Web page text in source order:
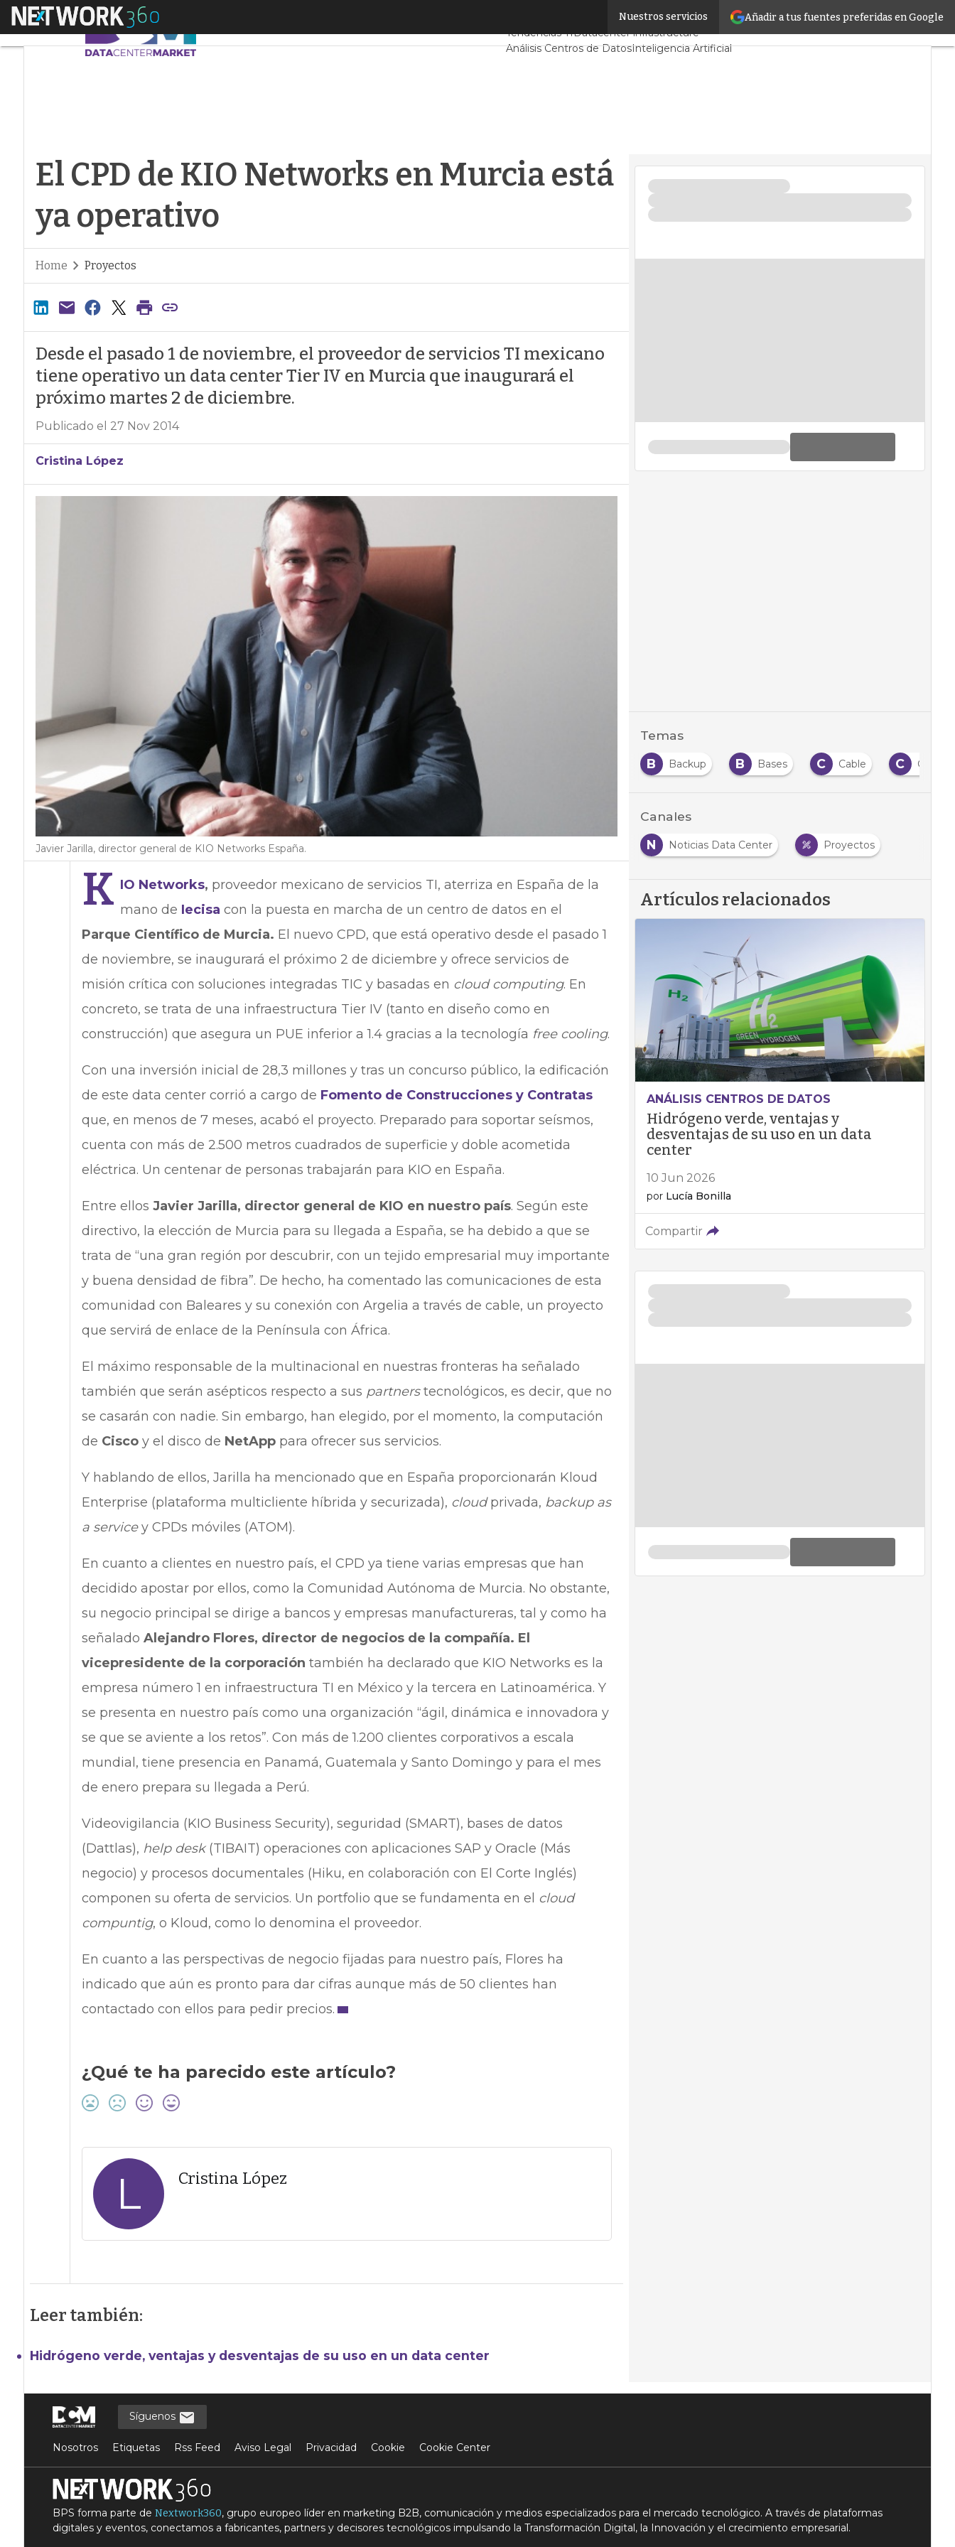
Añadir a tus fuentes preferidas en Google
Nuestros servicios
Menú Servidores CPD y MercadoProyectosSostenibilidad
Tendencias TIDatacenter infrastructure
Análisis Centros de DatosInteligencia Artificial
El CPD de KIO Networks en Murcia está
ya operativo
Home Proyectos
Desde el pasado 1 de noviembre, el proveedor de servicios TI mexicano
tiene operativo un data center Tier IV en Murcia que inaugurará el
próximo martes 2 de diciembre.
Publicado el 27 Nov 2014
Cristina López
Javier Jarilla, director general de KIO Networks España.
K IO Networks, proveedor mexicano de servicios TI, aterriza en España de la
mano de Iecisa con la puesta en marcha de un centro de datos en el
Parque Científico de Murcia. El nuevo CPD, que está operativo desde el pasado 1
de noviembre, se inaugurará el próximo 2 de diciembre y ofrece servicios de
misión crítica con soluciones integradas TIC y basadas en cloud computing. En
concreto, se trata de una infraestructura Tier IV (tanto en diseño como en
construcción) que asegura un PUE inferior a 1.4 gracias a la tecnología free cooling.
Con una inversión inicial de 28,3 millones y tras un concurso público, la edificación
de este data center corrió a cargo de Fomento de Construcciones y Contratas
que, en menos de 7 meses, acabó el proyecto. Preparado para soportar seísmos,
cuenta con más de 2.500 metros cuadrados de superficie y doble acometida
eléctrica. Un centenar de personas trabajarán para KIO en España.
Entre ellos Javier Jarilla, director general de KIO en nuestro país. Según este
directivo, la elección de Murcia para su llegada a España, se ha debido a que se
trata de “una gran región por descubrir, con un tejido empresarial muy importante
y buena densidad de fibra”. De hecho, ha comentado las comunicaciones de esta
comunidad con Baleares y su conexión con Argelia a través de cable, un proyecto
que servirá de enlace de la Península con África.
El máximo responsable de la multinacional en nuestras fronteras ha señalado
también que serán asépticos respecto a sus partnerstecnológicos, es decir, que no
se casarán con nadie. Sin embargo, han elegido, por el momento, la computación
de Ciscoy el disco de NetApppara ofrecer sus servicios.
Y hablando de ellos, Jarilla ha mencionado que en España proporcionarán Kloud
Enterprise (plataforma multicliente híbrida y securizada), cloudprivada, backup as
a servicey CPDs móviles (ATOM).
En cuanto a clientes en nuestro país, el CPD ya tiene varias empresas que han
decidido apostar por ellos, como la Comunidad Autónoma de Murcia. No obstante,
su negocio principal se dirige a bancos y empresas manufactureras, tal y como ha
señalado Alejandro Flores, director de negocios de la compañía. El
vicepresidente de la corporación también ha declarado que KIO Networks es la
empresa número 1 en infraestructura TI en México y la tercera en Latinoamérica. Y
se presenta en nuestro país como una organización “ágil, dinámica e innovadora y
se que se aviente a los retos”. Con más de 1.200 clientes corporativos a escala
mundial, tiene presencia en Panamá, Guatemala y Santo Domingo y para el mes
de enero prepara su llegada a Perú.
Videovigilancia (KIO Business Security), seguridad (SMART), bases de datos
(Dattlas), help desk(TIBAIT) operaciones con aplicaciones SAP y Oracle (Más
negocio) y procesos documentales (Hiku, en colaboración con El Corte Inglés)
componen su oferta de servicios. Un portfolio que se fundamenta en el cloud
compuntig, o Kloud, como lo denomina el proveedor.
En cuanto a las perspectivas de negocio fijadas para nuestro país, Flores ha
indicado que aún es pronto para dar cifras aunque más de 50 clientes han
contactado con ellos para pedir precios.
¿Qué te ha parecido este artículo?
L Cristina López
Leer también:
Hidrógeno verde, ventajas y desventajas de su uso en un data center
Temas
B Backup B Bases C Cable C Centro
Canales
N
Noticias Data Center Proyectos
Artículos relacionados
ANÁLISIS CENTROS DE DATOS
Hidrógeno verde, ventajas y
desventajas de su uso en un data
center
10 Jun 2026
por Lucía Bonilla
Compartir
Síguenos
Nosotros Etiquetas Rss Feed Aviso Legal Privacidad Cookie Cookie Center
BPS forma parte de Nextwork360, grupo europeo líder en marketing B2B, comunicación y medios especializados para el mercado tecnológico. A través de plataformas
digitales y eventos, conectamos a fabricantes, partners y decisores tecnológicos impulsando la Transformación Digital, la Innovación y el crecimiento empresarial.